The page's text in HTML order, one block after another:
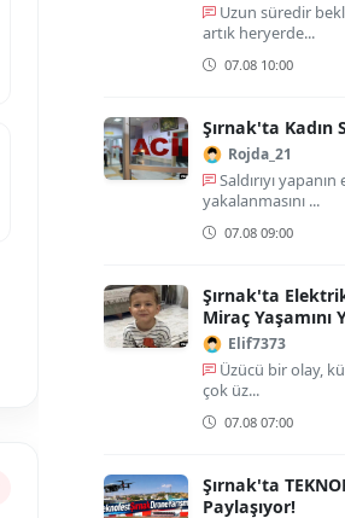
Uzun süredir
artık heryerde...
07.08 10:00
Şırnak'ta Kadın
Rojda_21
Saldırıyı
yakalanmasını ...
07.08 09:00
Şırnak'ta
Miraç Yaşamını
Elif7373
Üzücü bir olay,
çok üz...
07.08 07:00
Şırnak'ta
Paylaşıyor!